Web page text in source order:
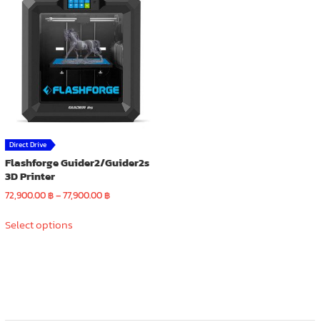
Direct Drive
Flashforge Guider2/Guider2s
3D Printer
72,900.00฿–77,900.00฿Price
Select optionsproduct
may